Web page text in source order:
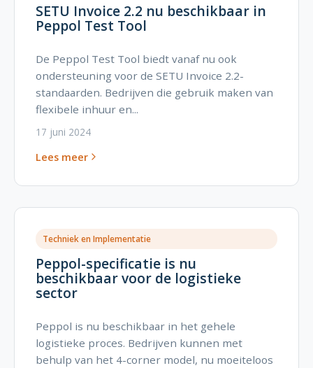
SETU Invoice 2.2 nu beschikbaar in
Peppol Test Tool
De Peppol Test Tool biedt vanaf nu ook
ondersteuning voor de SETU Invoice 2.2-
standaarden. Bedrijven die gebruik maken van
flexibele inhuur en...
17 juni 2024
Lees meer
Techniek en Implementatie
Peppol-specificatie is nu
beschikbaar voor de logistieke
sector
Peppol is nu beschikbaar in het gehele
logistieke proces. Bedrijven kunnen met
behulp van het 4-corner model, nu moeiteloos